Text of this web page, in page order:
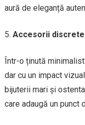
aură de eleganță
Accesorii
Într-o ținută
dar cu un impact
bijuterii mari și
care adaugă un punct